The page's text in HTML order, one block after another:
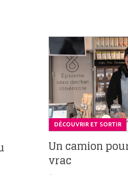
DÉCOUVRIR ET SORTIR
Un camion
vrac